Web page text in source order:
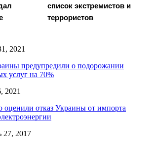
список экстремистов и
террористов
2021
предупредили о подорожании
услуг на 70%
2021
отказ Украины от импорта
27, 2017